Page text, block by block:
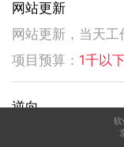
网站更新
项目预算： 1千以
逆向